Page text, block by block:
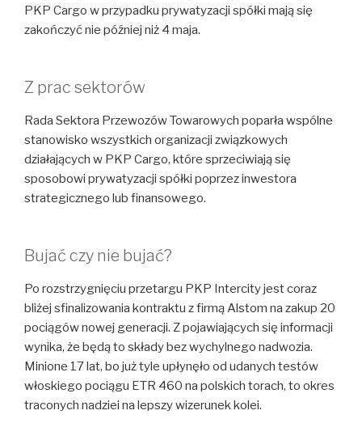
PKP Cargo w przypadku prywatyzacji spółki mają się
zakończyć nie później niż 4 maja.
Z prac sektorów
Rada Sektora Przewozów Towarowych poparła wspólne
stanowisko wszystkich organizacji związkowych
działających w PKP Cargo, które sprzeciwiają się
sposobowi prywatyzacji spółki poprzez inwestora
strategicznego lub finansowego.
Bujać czy nie bujać?
Po rozstrzygnięciu przetargu PKP Intercity jest coraz
bliżej sfinalizowania kontraktu z firmą Alstom na zakup 20
pociągów nowej generacji. Z pojawiających się informacji
wynika, że będą to składy bez wychylnego nadwozia.
Minione 17 lat, bo już tyle upłynęło od udanych testów
włoskiego pociągu ETR 460 na polskich torach, to okres
traconych nadziei na lepszy wizerunek kolei.